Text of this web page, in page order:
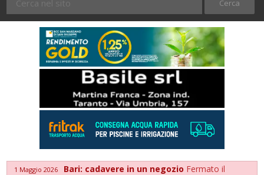
1 Maggio 2026 Bari: cadavere in un negozio Fermato il